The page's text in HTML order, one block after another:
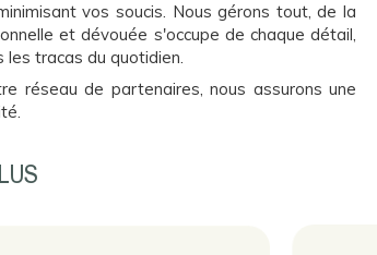
vos soucis. Nous gérons tout, de la
et dévouée s'occupe de chaque détail,
tracas du quotidien.
réseau de partenaires, nous assurons une